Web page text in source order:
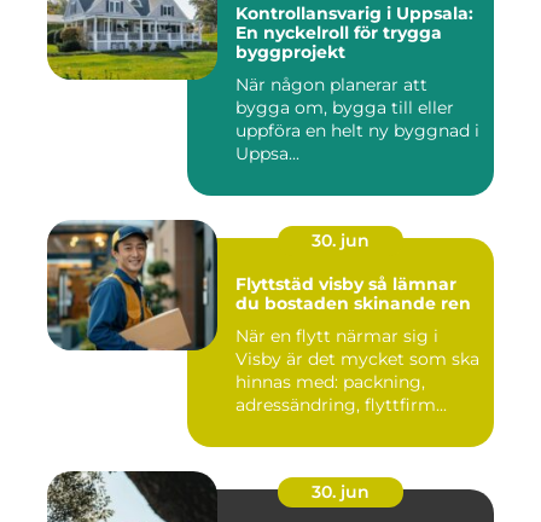
Kontrollansvarig i Uppsala:
En nyckelroll för trygga
byggprojekt
När någon planerar att
bygga om, bygga till eller
uppföra en helt ny byggnad i
Uppsa...
30. jun
Flyttstäd visby så lämnar
du bostaden skinande ren
När en flytt närmar sig i
Visby är det mycket som ska
hinnas med: packning,
adressändring, flyttfirm...
30. jun